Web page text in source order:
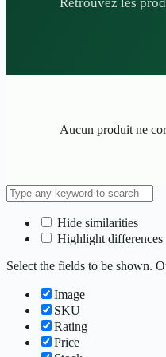
Aucun produit ne
Hide similarities
Highlight differences
Select the fields to be shown.
Image
SKU
Rating
Price